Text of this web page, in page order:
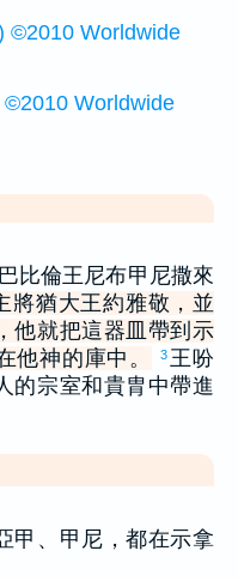
©2010 Worldwide
Worldwide
比倫王尼布甲尼撒來
將猶大王約雅敬，並
他就把這器皿帶到示
他神的庫中。
3 王吩
的宗室和貴胄中帶進
甲、甲尼，都在示拿